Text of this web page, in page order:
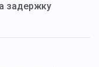
задержку